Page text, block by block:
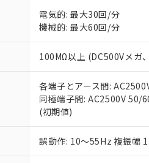
電気的: 最大30回/分
機械的: 最大60回/分
100MΩ以上 (DC500Vメガ
各端子とアース間:
同極端子間: AC2500V 50/
(初期値)
誤動作: 10～55Hz 複振幅
いる法人を指しま
EU RoHS指令（10物質
51物質の非含有証明書
※本証明書は発行日時
また、RoHS指令のフ
混在することから備考
既に当社にて対応品へ
り割愛しております。